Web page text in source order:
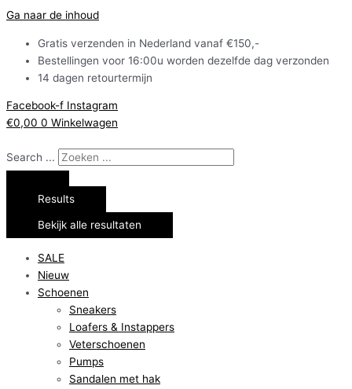
Ga naar de inhoud
Gratis verzenden in Nederland vanaf €150,-
Bestellingen voor 16:00u worden dezelfde dag verzonden
14 dagen retourtermijn
Facebook-f Instagram
€0,00 0 Winkelwagen
Search ...
Results
Bekijk alle resultaten
SALE
Nieuw
Schoenen
Sneakers
Loafers & Instappers
Veterschoenen
Pumps
Sandalen met hak